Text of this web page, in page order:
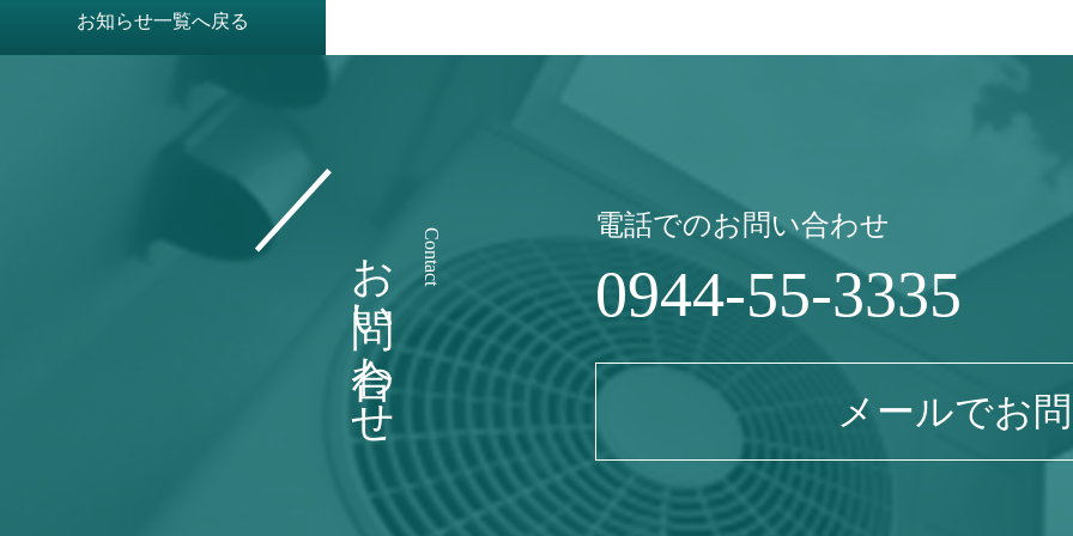
お知らせ一覧へ戻る
お問い合わせ Contact
電話でのお問い合わせ
0944-55-3335
メールでお